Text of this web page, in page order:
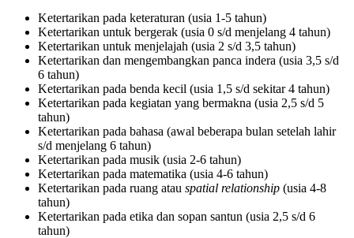
Ketertarikan pada keteraturan (usia 1-5 tahun)
Ketertarikan untuk bergerak (usia 0 s/d menjelang 4 tahun)
Ketertarikan untuk menjelajah (usia 2 s/d 3,5 tahun)
Ketertarikan dan mengembangkan panca indera (usia 3,5 s/d
6 tahun)
Ketertarikan pada benda kecil (usia 1,5 s/d sekitar 4 tahun)
Ketertarikan pada kegiatan yang bermakna (usia 2,5 s/d 5
tahun)
Ketertarikan pada bahasa (awal beberapa bulan setelah lahir
s/d menjelang 6 tahun)
Ketertarikan pada musik (usia 2-6 tahun)
Ketertarikan pada matematika (usia 4-6 tahun)
Ketertarikan pada ruang atau spatial relationship (usia 4-8
tahun)
Ketertarikan pada etika dan sopan santun (usia 2,5 s/d 6
tahun)